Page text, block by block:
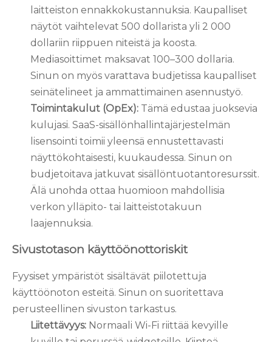
laitteiston ennakkokustannuksia. Kaupalliset
näytöt vaihtelevat 500 dollarista yli 2 000
dollariin riippuen niteistä ja koosta.
Mediasoittimet maksavat 100–300 dollaria.
Sinun on myös varattava budjetissa kaupalliset
seinätelineet ja ammattimainen asennustyö.
Toimintakulut (OpEx): Tämä edustaa juoksevia
kulujasi. SaaS-sisällönhallintajärjestelmän
lisensointi toimii yleensä ennustettavasti
näyttökohtaisesti, kuukaudessa. Sinun on
budjetoitava jatkuvat sisällöntuotantoresurssit.
Älä unohda ottaa huomioon mahdollisia
verkon ylläpito- tai laitteistotakuun
laajennuksia.
Sivustotason käyttöönottoriskit
Fyysiset ympäristöt sisältävät piilotettuja
käyttöönoton esteitä. Sinun on suoritettava
perusteellinen sivuston tarkastus.
Liitettävyys: Normaali Wi-Fi riittää kevyille